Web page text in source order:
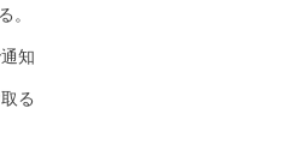
。
知
る